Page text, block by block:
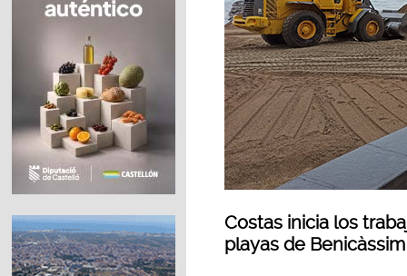
Costas inicia los
playas de Benicàssim